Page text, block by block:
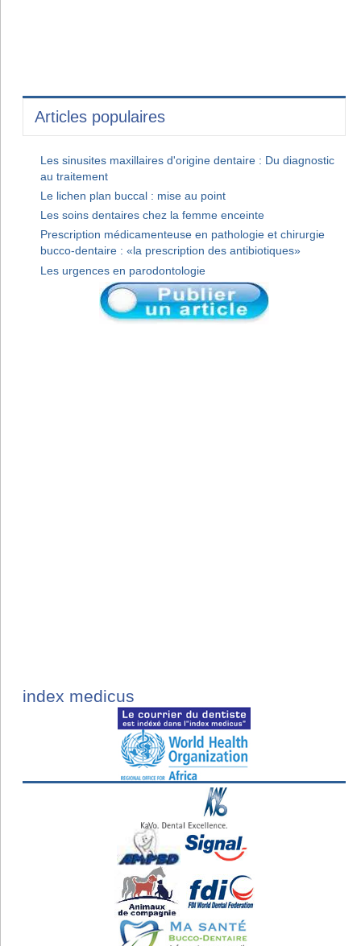
Articles populaires
Les sinusites maxillaires d'origine dentaire : Du diagnostic
au traitement
Le lichen plan buccal : mise au point
Les soins dentaires chez la femme enceinte
Prescription médicamenteuse en pathologie et chirurgie
bucco-dentaire : «la prescription des antibiotiques»
Les urgences en parodontologie
index medicus